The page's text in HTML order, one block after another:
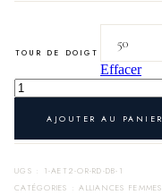
TOUR DE DOIGT
Effacer
quantité
de
Alliance
·
Or
AJOUTER AU PANIER
UGS :
1-AET2-OR-RD-DB-1
CATÉGORIES :ALLIANCES FEMMES